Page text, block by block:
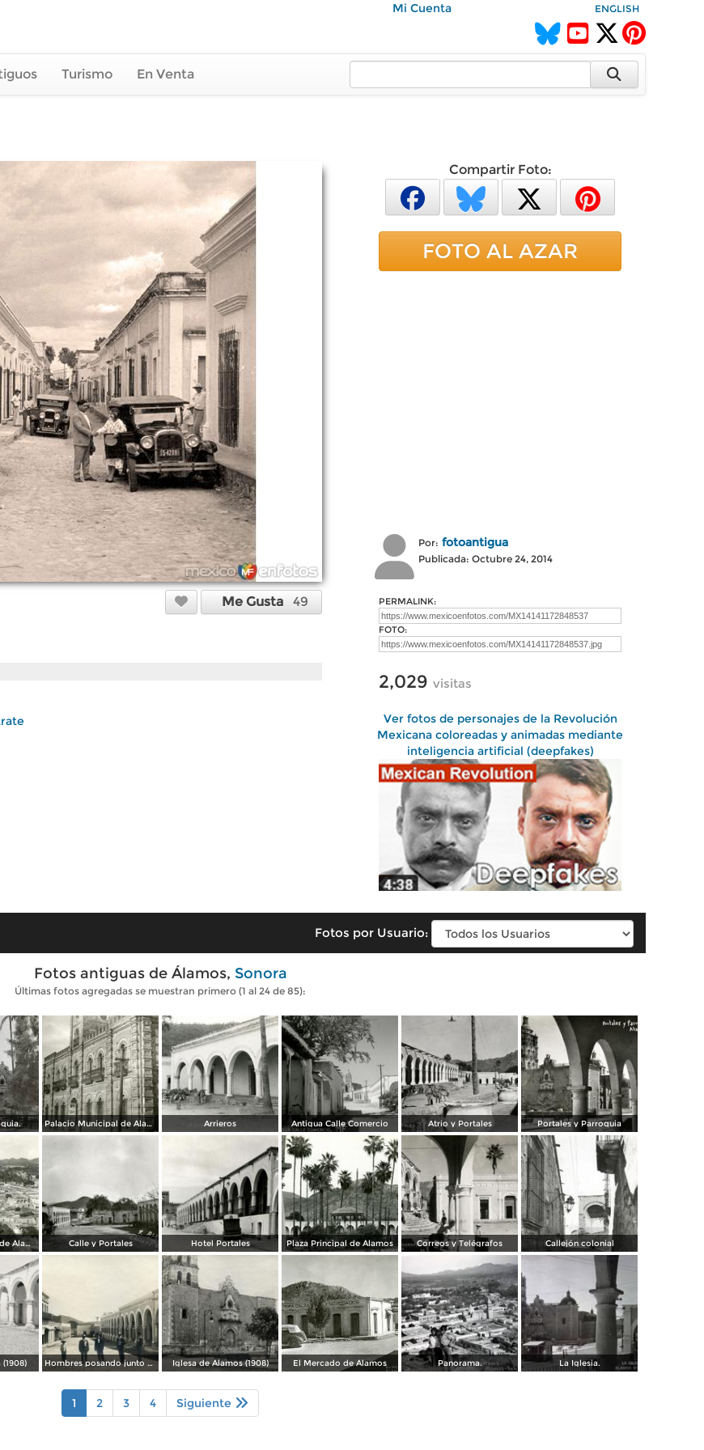
Mi Cuenta ENGLISH
Turismo En Venta
Me Gusta 49
Compartir Foto:
FOTO AL AZAR
Por: fotoantigua
Publicada: Octubre 24, 2014
PERMALINK:
FOTO:
2,029 visitas
Ver fotos de personajes de la Revolución
Mexicana coloreadas y animadas mediante
inteligencia artificial (deepfakes)
Fotos por Usuario:
Fotos antiguas de Álamos, Sonora
Últimas fotos agregadas se muestran primero (1 al 24 de 85):
Palacio Municipal de Álamos Arrieros Antigua Calle Comercio Atrio y Portales Portales y Parroquia
Vista panorámica de Álamos Calle y Portales Hotel Portales Plaza Principal de Álamos Correos y Telégrafos Callejón colonial
Hombres posando junto a los portales (1908) Iglesa de Álamos (1908) El Mercado de Álamos Panorama. La Iglesia.
1 2 3 4 Siguiente